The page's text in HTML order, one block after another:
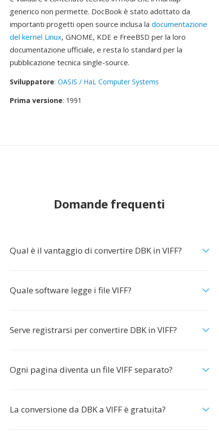
generico non permette. DocBook è stato adottato da
importanti progetti open source inclusa la documentazione
del kernel Linux, GNOME, KDE e FreeBSD per la loro
documentazione ufficiale, e resta lo standard per la
pubblicazione tecnica single-source.
Sviluppatore: OASIS / HaL Computer Systems
Prima versione: 1991
Domande frequenti
Qual è il vantaggio di convertire DBK in VIFF?
Quale software legge i file VIFF?
Serve registrarsi per convertire DBK in VIFF?
Ogni pagina diventa un file VIFF separato?
La conversione da DBK a VIFF è gratuita?